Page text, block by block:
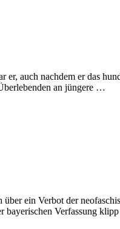
auch nachdem er das
an jüngere …
ein Verbot der
bayerischen Verfassung